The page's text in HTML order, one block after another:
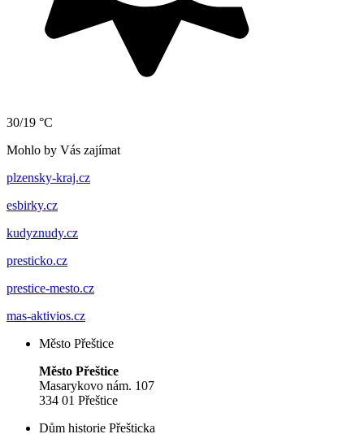
30/19 °C
Mohlo by Vás zajímat
plzensky-kraj.cz
esbirky.cz
kudyznudy.cz
presticko.cz
prestice-mesto.cz
mas-aktivios.cz
Město Přeštice
Město Přeštice
Masarykovo nám. 107
334 01 Přeštice
Dům historie Přešticka